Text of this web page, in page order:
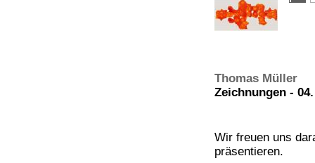
Thomas Müller
Zeichnungen -
Wir freuen uns
präsentieren.